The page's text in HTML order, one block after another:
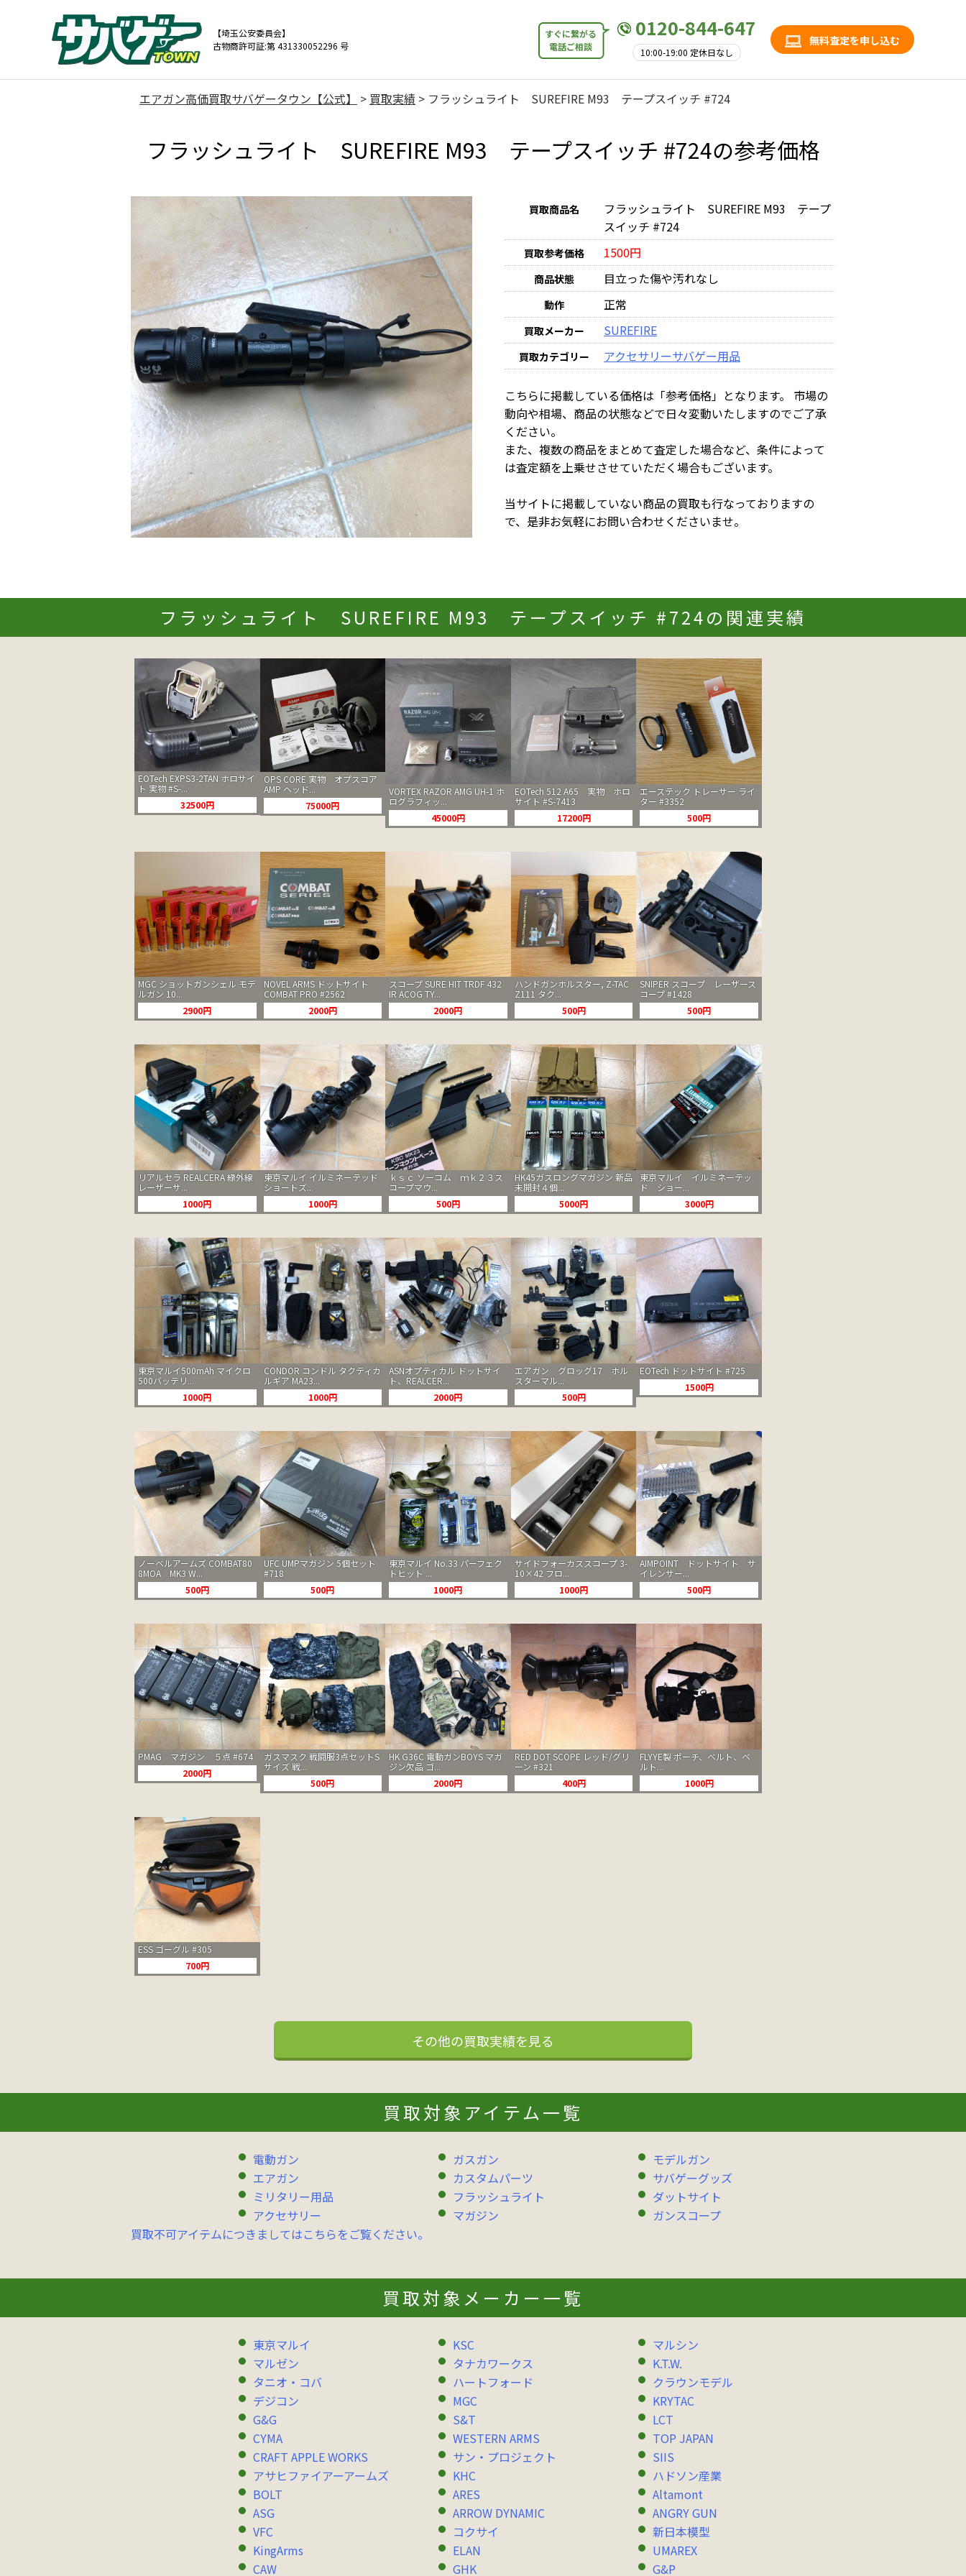
【埼玉公安委員会】
古物商許可証:第 431330052296 号
0120-844-647
10:00-19:00 定休日なし
すぐに繋がる
電話ご相談
無料査定を申し込む
エアガン高価買取サバゲータウン【公式】 > 買取実績 > フラッシュライト SUREFIRE M93 テープスイッチ #724
フラッシュライト SUREFIRE M93 テープスイッチ #724の参考価格
買取商品名
フラッシュライト SUREFIRE M93 テープ
スイッチ #724
買取参考価格 1500円
商品状態 目立った傷や汚れなし
動作 正常
買取メーカー SUREFIRE
買取カテゴリー アクセサリーサバゲー用品
こちらに掲載している価格は「参考価格」となります。 市場の
動向や相場、商品の状態などで日々変動いたしますのでご了承
ください。
また、複数の商品をまとめて査定した場合など、条件によって
は査定額を上乗せさせていただく場合もございます。
当サイトに掲載していない商品の買取も行なっておりますの
で、是非お気軽にお問い合わせくださいませ。
フラッシュライト SUREFIRE M93 テープスイッチ #724の関連実績
EOTech EXPS3-2TAN ホロサイ
ト 実物 #S-...
32500円
OPS CORE 実物 オプスコア
AMP ヘッド...
75000円
VORTEX RAZOR AMG UH-1 ホ
ログラフィッ...
45000円
EOTech 512 A65 実物 ホロ
サイト #S-7413
17200円
エーステック トレーサー ライ
ター #3352
500円
MGC ショットガンシェル モデ
ルガン 10...
2900円
NOVEL ARMS ドットサイト
COMBAT PRO #2562
2000円
スコープ SURE HIT TRDF 432
IR ACOG TY...
2000円
ハンドガンホルスター, Z-TAC
Z111 タク...
500円
SNIPER スコープ レーザース
コープ #1428
500円
リアルセラ REALCERA 緑外線
レーザーサ...
1000円
東京マルイ イルミネーテッド
ショートズ...
1000円
ｋｓｃ ソーコム ｍｋ２３ス
コープマウ...
500円
HK45ガスロングマガジン 新品
未開封４個...
5000円
東京マルイ イルミネーテッ
ド ショー...
3000円
東京マルイ500mAh マイクロ
500バッテリ...
1000円
CONDOR コンドル タクティカ
ルギア MA23...
1000円
ASNオプティカル ドットサイ
ト、REALCER...
2000円
エアガン グロッグ17 ホル
スターマル...
500円
EOTech ドットサイト #725
1500円
ノーベルアームズ COMBAT80
8MOA MK3 W...
500円
UFC UMPマガジン 5個セット
#718
500円
東京マルイ No.33 パーフェク
トヒット ...
1000円
サイドフォーカススコープ 3-
10×42 フロ...
1000円
AIMPOINT ドットサイト サ
イレンサー...
500円
PMAG マガジン ５点 #674
2000円
ガスマスク 戦闘服3点セットS
サイズ 戦...
500円
HK G36C 電動ガンBOYS マガ
ジン欠品 ゴ...
2000円
RED DOT SCOPE レッド/グリ
ーン #321
400円
FLYYE製 ポーチ、ベルト、ベ
ルト...
1000円
ESS ゴーグル #305
700円
その他の買取実績を見る
買取対象アイテム一覧
電動ガン ガスガン
モデルガン
エアガン
カスタムパーツ
サバゲーグッズ
ミリタリー用品
フラッシュライト
ダットサイト
アクセサリー
マガジン
ガンスコープ
買取不可アイテムにつきましてはこちらをご覧ください。
買取対象メーカー一覧
東京マルイ KSC
マルシン
マルゼン
タナカワークス
K.T.W.
タニオ・コバ
ハートフォード
クラウンモデル
デジコン
MGC
KRYTAC
G&G
S&T
LCT
CYMA
WESTERN ARMS
TOP JAPAN
CRAFT APPLE WORKS
サン・プロジェクト
SIIS
アサヒファイアーアームズ
KHC
ハドソン産業
BOLT
ARES
Altamont
ASG
ARROW DYNAMIC
ANGRY GUN
VFC
コクサイ
新日本模型
KingArms
ELAN
UMAREX
CAW
GHK G&P